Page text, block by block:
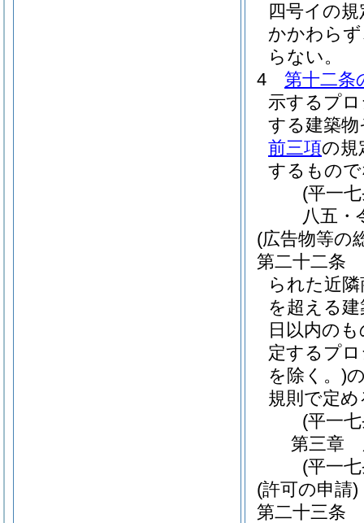
四号イの
かかわら
らない。
4
第十二条
示するプ
する建築
前三項の規
するもの
(平一
八五・
(広告物等の
第二十二条
られた近
を超える
日以内の
定するプ
を除く。)
規則で定
(平一
第三章
(平一
(許可の申請)
第二十三条